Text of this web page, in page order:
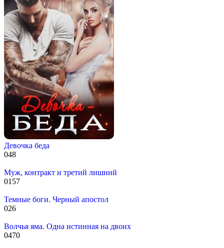
Девочка беда
048
Муж, контракт и третий лишний
0157
Темные боги. Черный апостол
026
Волчья яма. Одна истинная на двоих
0470